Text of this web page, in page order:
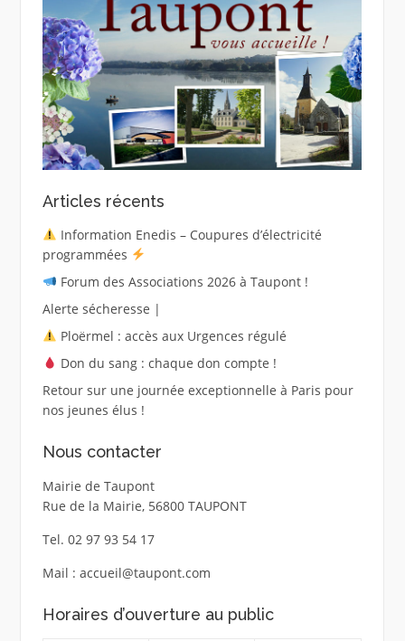
Articles récents
Information Enedis – Coupures d’électricité
programmées
Forum des Associations 2026 à Taupont !
Alerte sécheresse |
Ploërmel : accès aux Urgences régulé
Don du sang : chaque don compte !
Retour sur une journée exceptionnelle à Paris pour
nos jeunes élus !
Nous contacter
Mairie de Taupont
Rue de la Mairie, 56800 TAUPONT
Tel. 02 97 93 54 17
Mail : accueil@taupont.com
Horaires d’ouverture au public